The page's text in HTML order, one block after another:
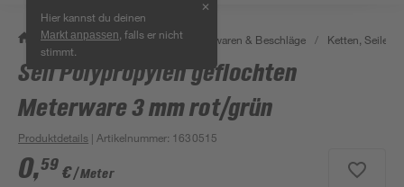
Hier kannst du deinen
Markt anpassen , falls er nicht
stimmt.
✕
/ Werkstatt & Maschinen / Eisenwaren & Beschläge / Ketten, Seile &
Seil Polypropylen geflochten
Meterware 3 mm rot/grün
Produktdetails | Artikelnummer: 1630515
0,59 €/ Meter